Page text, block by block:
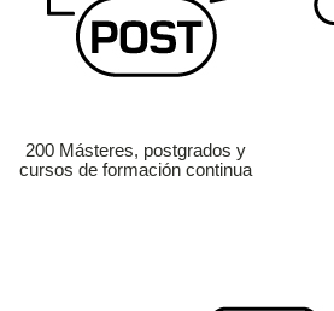
200 Másteres, postgrados y
cursos de formación continua